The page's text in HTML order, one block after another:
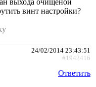
винт настройки?
24/02/2014 23:43:51
#1942416
Ответить